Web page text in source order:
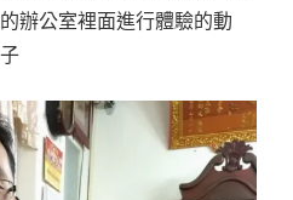
辦公室裡面進行體驗的動